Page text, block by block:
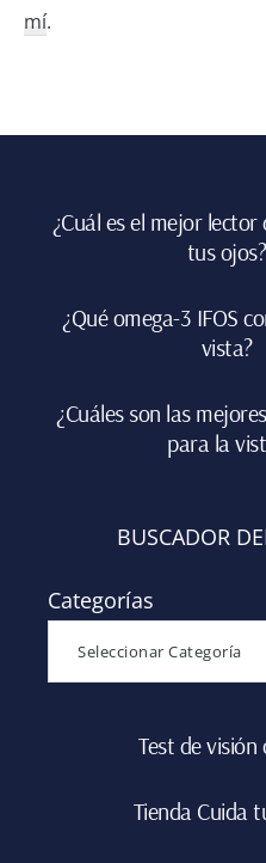
mí.
Footer¿Cuál es el mejor
tus ojos?
¿Qué omega-3 IFOS
vista?
¿Cuáles son las
para la
BUSCADOR
Categorías
Test de visión
Tienda Cuida